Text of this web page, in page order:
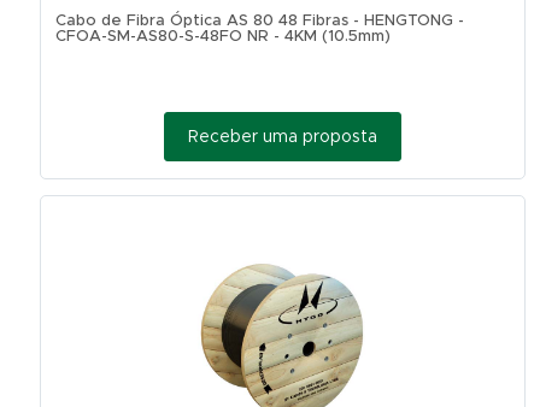
Cabo de Fibra Óptica AS 80 48 Fibras - HENGTONG -
CFOA-SM-AS80-S-48FO NR - 4KM (10.5mm)
Receber uma proposta